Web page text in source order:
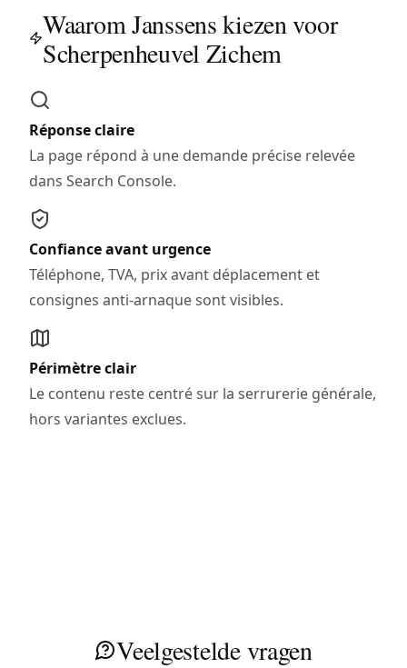
Waarom Janssens kiezen voor
Scherpenheuvel Zichem
Réponse claire
La page répond à une demande précise relevée
dans Search Console.
Confiance avant urgence
Téléphone, TVA, prix avant déplacement et
consignes anti-arnaque sont visibles.
Périmètre clair
Le contenu reste centré sur la serrurerie générale,
hors variantes exclues.
Veelgestelde vragen